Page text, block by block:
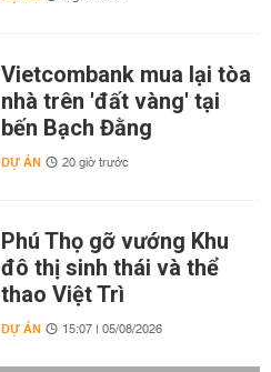
Vietcombank mua lại tòa
nhà trên 'đất vàng' tại
bến Bạch Đằng
DỰ ÁN 20 giờ trước
Phú Thọ gỡ vướng Khu
đô thị sinh thái và thể
thao Việt Trì
DỰ ÁN 15:07 | 05/08/2026